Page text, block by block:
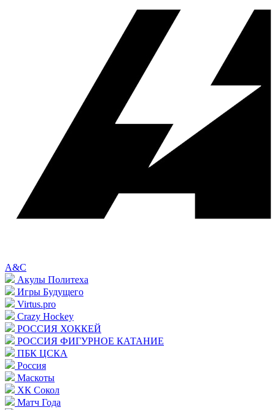
A&C
Акулы Политеха
Игры Будущего
Virtus.pro
Crazy Hockey
РОССИЯ ХОККЕЙ
РОССИЯ ФИГУРНОЕ КАТАНИЕ
ПБК ЦСКА
Россия
Маскоты
ХК Сокол
Матч Года